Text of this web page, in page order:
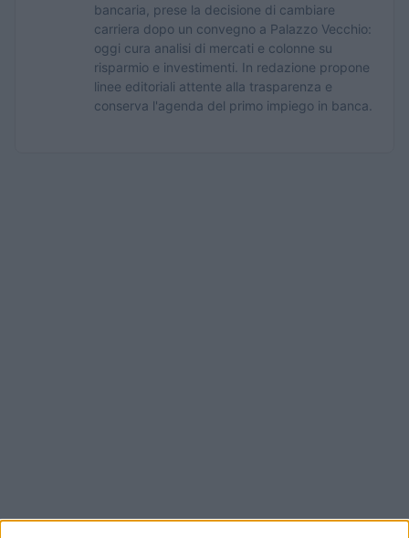
bancaria, prese la decisione di cambiare
carriera dopo un convegno a Palazzo Vecchio:
oggi cura analisi di mercati e colonne su
risparmio e investimenti. In redazione propone
linee editoriali attente alla trasparenza e
conserva l'agenda del primo impiego in banca.